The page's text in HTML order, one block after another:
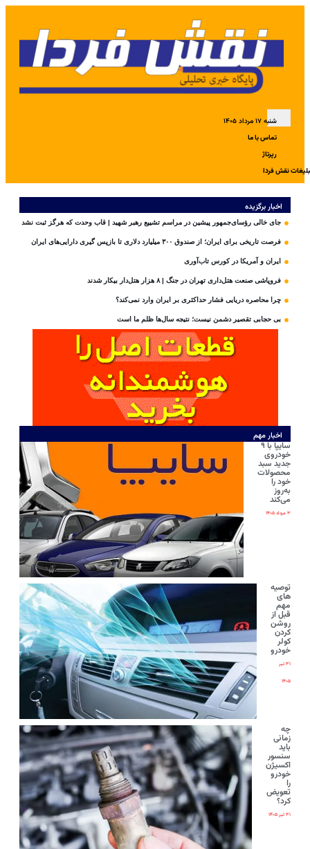
شنبه ۱۷ مرداد ۱۴۰۵
تماس با ما
رپرتاژ
نقش فردا
اخبار برگزیده
جای خالی رؤسای‌جمهور پیشین در مراسم تشییع رهبر شهید | قاب وحدت که هرگز ثبت نشد
فرصت تاریخی برای ایران؛ از صندوق ۳۰۰ میلیارد دلاری تا بازپس گیری دارایی‌های ایران
ایران و آمریکا در کورس تاب‌آوری
فروپاشی صنعت هتل‌داری تهران در جنگ | ۸ هزار هتل‌دار بیکار شدند
چرا محاصره دریایی فشار حداکثری بر ایران وارد نمی‌کند؟
بی‌ حجابی تقصیر دشمن نیست؛ نتیجه سال‌ها ظلم ما است
اخبار مهم
سایپا با ۹
خودروی
جدید سبد
محصولات
خود را
به‌روز
می‌کند
۳ مرداد ۱۴۰۵
توصیه
های
مهم
قبل از
روشن
کردن
کولر
خودرو
۳۱ تیر
۱۴۰۵
چه
زمانی
باید
سنسور
اکسیژن
خودرو
را
تعویض
کرد؟
۳۱ تیر ۱۴۰۵